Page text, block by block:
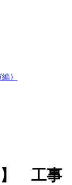
）
工事